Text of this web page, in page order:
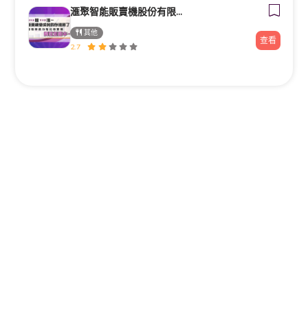
滙聚智能販賣機股份有限公司
其他
2.7
查看